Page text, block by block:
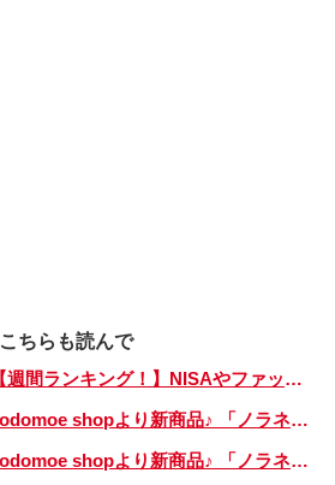
こちらも読んで
【週間ランキング！】NISAやファッションの記事がランクイン！ kodomoe web 7月19日～25日の週間TOP5★
kodomoe shopより新商品♪ 「ノラネコぐんだん」耐熱マグ3種が登場！
kodomoe shopより新商品♪ 「ノラネコぐんだん」なりきり帽子（大、小）が登場！